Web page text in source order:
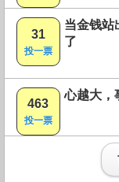
31
投一票
当金钱站
了
463
投一票
心越大，